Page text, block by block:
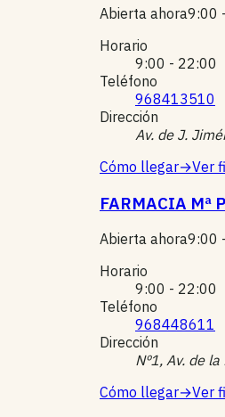
Abierta ahora9:00
Horario
9:00 - 22:00
Teléfono
968413510
Dirección
Av. de J.
Cómo llegar→Ver
FARMACIA Mª
Abierta ahora9:00
Horario
9:00 - 22:00
Teléfono
968448611
Dirección
Nº1, Av. de
Cómo llegar→Ver